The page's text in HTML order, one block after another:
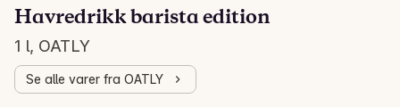
Havredrikk barista edition
1 l, OATLY
Se alle varer fra OATLY